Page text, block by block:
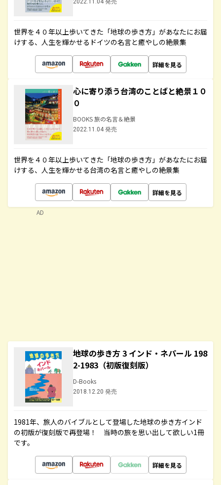
2022.11.04 発売
世界を４０年以上歩いてきた「地球の歩き方」があなたにお届
けする、人生を輝かせるドイツの名言と癒やしの絶景集
詳細を見る
心に寄り添う台湾のことばと絶景１０
０
BOOKS 旅の名言＆絶景
2022.11.04 発売
世界を４０年以上歩いてきた「地球の歩き方」があなたにお届
けする、人生を輝かせる台湾の名言と癒やしの絶景集
詳細を見る
地球の歩き方 3 インド・ネパール 198
2-1983（初版復刻版）
D-Books
2018.12.20 発売
1981年、旅人のバイブルとして登場した地球の歩き方インド
の初版が復刻版で再登場！ 当時の旅を思い出して欲しい1冊
です。
詳細を見る
AD